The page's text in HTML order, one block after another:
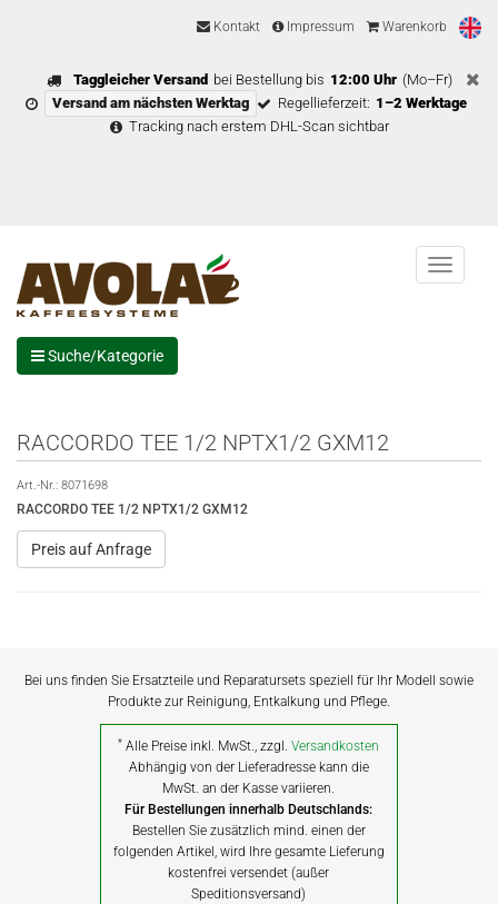
Kontakt Impressum Warenkorb
Taggleicher Versand bei Bestellung bis 12:00 Uhr (Mo–Fr)
Versand am nächsten Werktag
Regellieferzeit: 1–2 Werktage
Tracking nach erstem DHL-Scan sichtbar
Menu
Suche/Kategorie
RACCORDO TEE 1/2 NPTX1/2 GXM12
Art.-Nr.: 8071698
RACCORDO TEE 1/2 NPTX1/2 GXM12
Preis auf Anfrage
Bei uns finden Sie Ersatzteile und Reparatursets speziell für Ihr Modell sowie
Produkte zur Reinigung, Entkalkung und Pflege.
* Alle Preise inkl. MwSt., zzgl.Versandkosten
Abhängig von der Lieferadresse kann die
MwSt. an der Kasse variieren.
Für Bestellungen innerhalb Deutschlands:
Bestellen Sie zusätzlich mind. einen der
folgenden Artikel, wird Ihre gesamte Lieferung
kostenfrei versendet (außer
Speditionsversand)